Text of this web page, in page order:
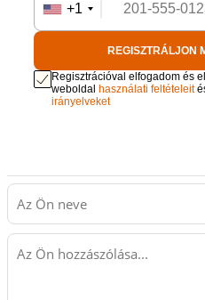
+1
REGISZTRÁLJON
Regisztrációval elfogadom és
weboldal használati feltételeit
irányelveket